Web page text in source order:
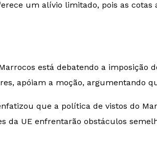
um alívio limitado, pois as
está debatendo a imposição
apóiam a moção, argumentando
que a política de vistos do
da UE enfrentarão obstáculos